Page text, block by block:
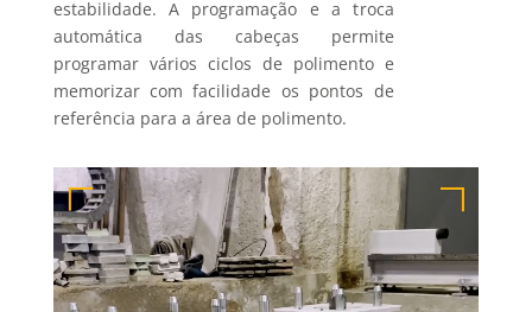
estabilidade. A programação e a troca
automática das cabeças permite
programar vários ciclos de polimento e
memorizar com facilidade os pontos de
referência para a área de polimento.
Reprodutor
de
vídeo